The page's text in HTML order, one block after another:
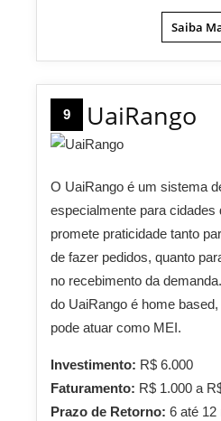
Saiba
9 UaiRango
O UaiRango é um sistema
especialmente para cidades
promete praticidade tanto
de fazer pedidos, quanto
no recebimento da
do UaiRango é home
pode atuar como MEI.
Investimento: R$ 6.000
Faturamento: R$ 1.000 a
Prazo de Retorno: 6 até 12